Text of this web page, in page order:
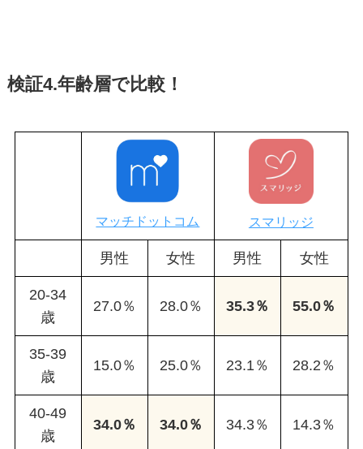
検証4.年齢層で比較！
マッチドットコム スマリッジ
男性 女性 男性 女性
20-34
歳
27.0％ 28.0％ 35.3％ 55.0％
35-39
歳
15.0％ 25.0％ 23.1％ 28.2％
40-49
歳
34.0％ 34.0％ 34.3％ 14.3％